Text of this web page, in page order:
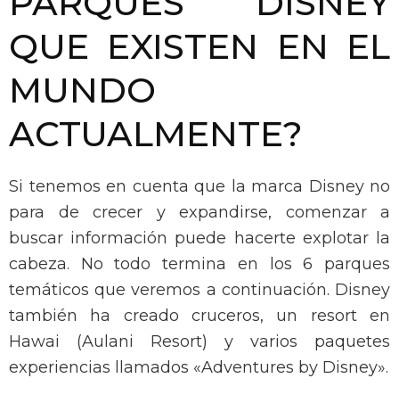
QUE EXISTEN EN EL
MUNDO
ACTUALMENTE?
Si tenemos en cuenta que la marca Disney no
para de crecer y expandirse, comenzar a
buscar información puede hacerte explotar la
cabeza. No todo termina en los 6 parques
temáticos que veremos a continuación. Disney
también ha creado cruceros, un resort en
Hawai (Aulani Resort) y varios paquetes
experiencias llamados «Adventures by Disney».